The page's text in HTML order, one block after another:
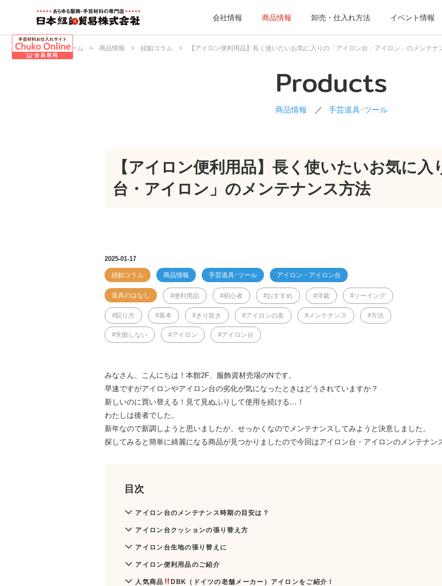
会社情報 商品情報 卸売・仕入れ方法 イベント情報
日本紐釦 ホーム > 商品情報 > 紐釦コラム > 【アイロン便利用品】長く使いたいお気に入りの「アイロン台・アイロン」のメンテナ
Products
商品情報 手芸道具･ツール
【アイロン便利用品】長く使いたいお気に入
台・アイロン」のメンテナンス方法
2025-01-17
紐釦コラム 商品情報 手芸道具･ツール アイロン・アイロン台
道具のはなし 便利用品 初心者 おすすめ 洋裁 ソーイング
貼り方 基本 きり吹き アイロンの友 メンテナンス 方法
失敗しない アイロン アイロン台
みなさん、こんにちは！本館2F、服飾資材売場のNです。
早速ですがアイロンやアイロン台の劣化が気になったときはどうされていますか？
新しいのに買い替える！見て見ぬふりして使用を続ける…！
わたしは後者でした。
新年なので新調しようと思いましたが、せっかくなのでメンテナンスしてみようと決意しました。
探してみると簡単に綺麗になる商品が見つかりましたので今回はアイロン台・アイロンのメンテナン
目次
アイロン台のメンテナンス時期の目安は？
アイロン台クッションの張り替え方
アイロン台生地の張り替えに
アイロン便利用品のご紹介
人気商品 DBK（ドイツの老舗メーカー）アイロンをご紹介！